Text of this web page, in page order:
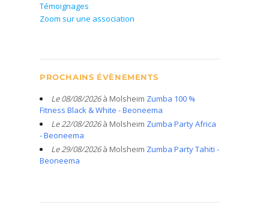
Témoignages
Zoom sur une association
PROCHAINS ÉVÈNEMENTS
Le 08/08/2026à Molsheim Zumba 100 %
Fitness Black & White - Beoneema
Le 22/08/2026à Molsheim Zumba Party Africa
- Beoneema
Le 29/08/2026à Molsheim Zumba Party Tahiti -
Beoneema